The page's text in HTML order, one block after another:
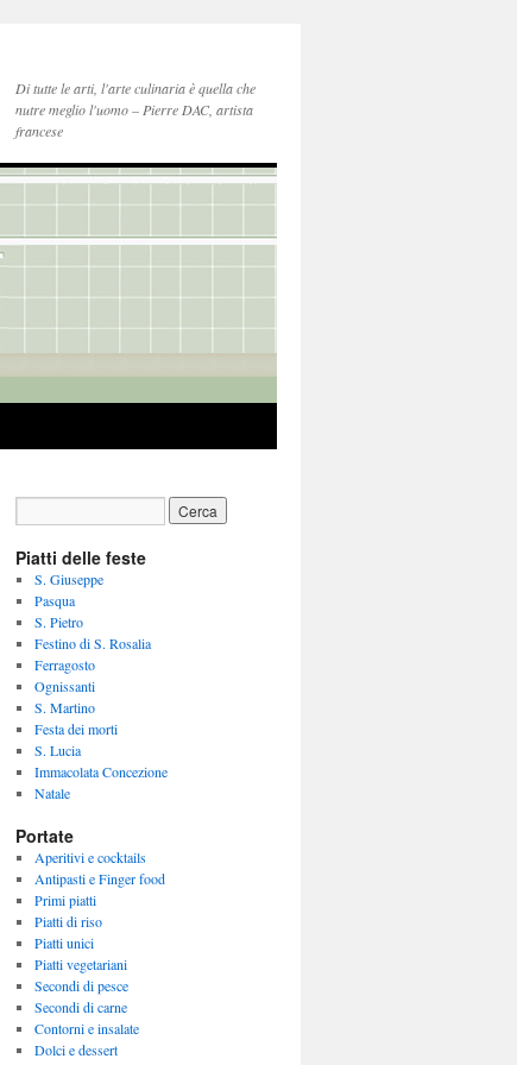
Di tutte le arti, l'arte culinaria è quella che
nutre meglio l'uomo – Pierre DAC, artista
francese
Piatti delle feste
S. Giuseppe
Pasqua
S. Pietro
Festino di S. Rosalia
Ferragosto
Ognissanti
S. Martino
Festa dei morti
S. Lucia
Immacolata Concezione
Natale
Portate
Aperitivi e cocktails
Antipasti e Finger food
Primi piatti
Piatti di riso
Piatti unici
Piatti vegetariani
Secondi di pesce
Secondi di carne
Contorni e insalate
Dolci e dessert